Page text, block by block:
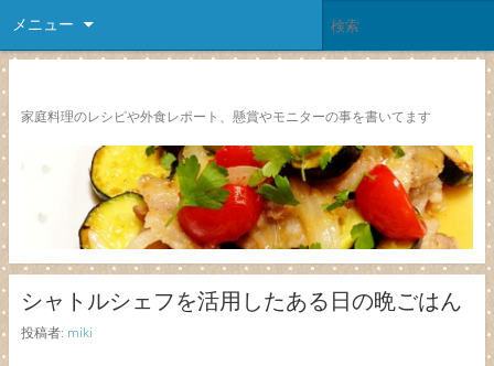
メニュー
家庭料理のレシピや外食レポート、懸賞やモニターの事を書いてます
シャトルシェフを活用したある日の晩ごはん
投稿者: miki